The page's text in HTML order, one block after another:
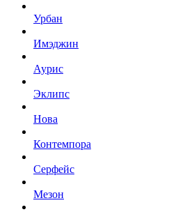
Урбан
Имэджин
Аурис
Эклипс
Нова
Контемпора
Серфейс
Мезон